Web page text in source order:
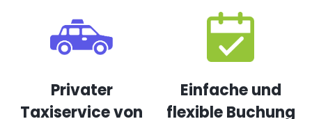
Privater
Taxiservice von
Einfache und
flexible Buchung